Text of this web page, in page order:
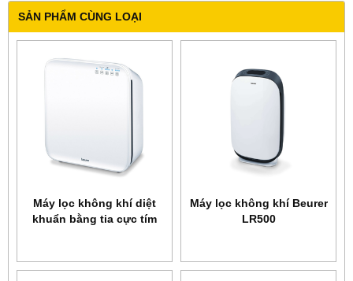
SẢN PHẨM CÙNG LOẠI
Máy lọc không khí diệt
khuẩn bằng tia cực tím
Máy lọc không khí Beurer
LR500